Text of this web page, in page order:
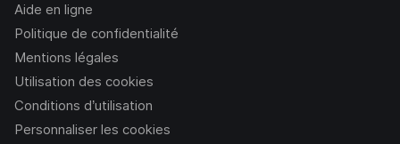
Aide en ligne
Politique de confidentialité
Mentions légales
Utilisation des cookies
Conditions d’utilisation
Personnaliser les cookies